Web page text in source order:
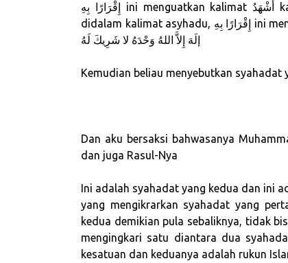
إِقْرَارًا بِهِ ini menguatkan kalimat أَشْهَدُ karena makna إِقْرَار menetapkan, dan ini juga terkandung
didalam kalimat asyhadu, إِقْرَارًا بِهِ ini menguatkan kalimat asyhadu,وَتَوْحِيدًا ini menguatkan kalimat لاَّ
إلَهَ إِلاَّ اللهُ وَحْدَهُ لا شَرِيكَ لَهُ
Kemudian beliau menyebutkan syahadat
Dan aku bersaksi bahwasanya
dan juga Rasul-Nya
Ini adalah syahadat yang kedua dan ini
yang mengikrarkan syahadat yang
kedua demikian pula sebaliknya, tidak
mengingkari satu diantara dua
kesatuan dan keduanya adalah rukun